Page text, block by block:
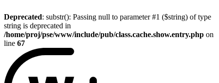
Deprecated: substr(): Passing null to parameter #1 ($string) of type
string is deprecated in
/home/proj/pse/www/include/pub/class.cache.show.entry.php on
line 67